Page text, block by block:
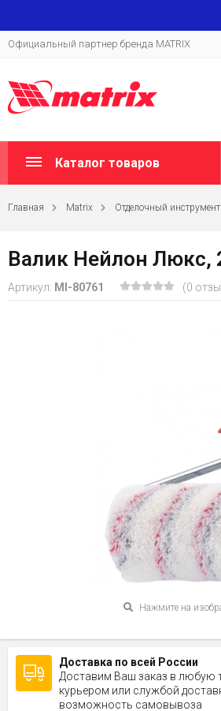
Официальный партнер бренда MATRIX
Каталог товаров
Главная Matrix Отделочный инструмент
Валик Нейлон Люкс,
Артикул: MI-80761 (0
Нажмите на
Доставка по всей России
Доставим Ваш заказ в любую
курьером или службой
возможность самовывоза